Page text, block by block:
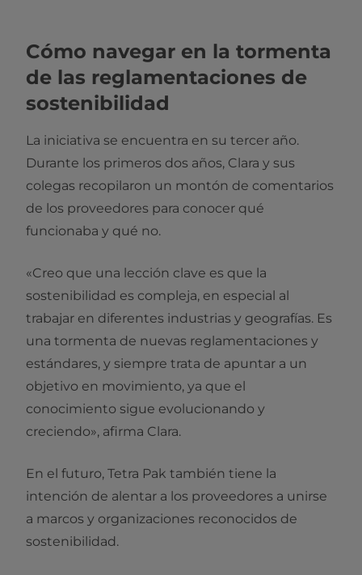
Cómo navegar en la tormenta
de las reglamentaciones de
sostenibilidad
La iniciativa se encuentra en su tercer año.
Durante los primeros dos años, Clara y sus
colegas recopilaron un montón de comentarios
de los proveedores para conocer qué
funcionaba y qué no.
«Creo que una lección clave es que la
sostenibilidad es compleja, en especial al
trabajar en diferentes industrias y geografías. Es
una tormenta de nuevas reglamentaciones y
estándares, y siempre trata de apuntar a un
objetivo en movimiento, ya que el
conocimiento sigue evolucionando y
creciendo», afirma Clara.
En el futuro, Tetra Pak también tiene la
intención de alentar a los proveedores a unirse
a marcos y organizaciones reconocidos de
sostenibilidad.